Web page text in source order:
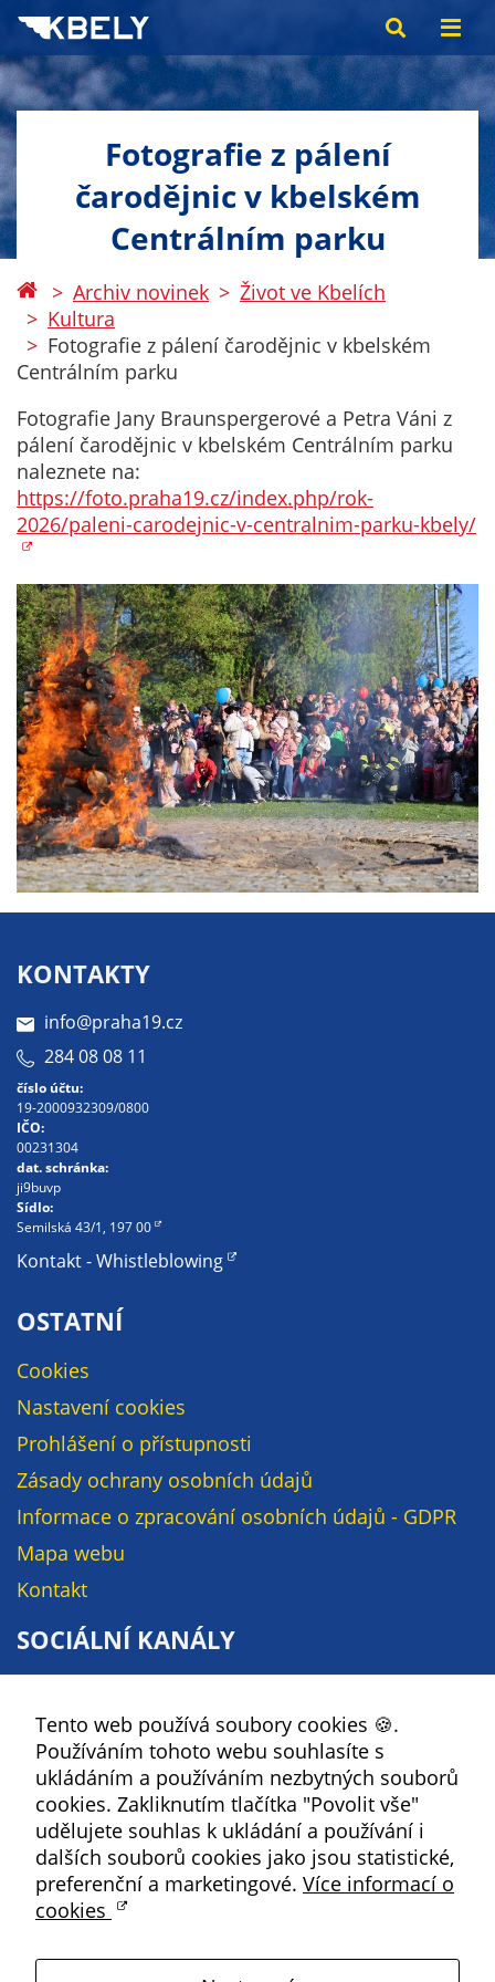
Fotografie z pálení
čarodějnic v kbelském
Centrálním parku
Archiv novinek
Život ve Kbelích
Kultura
Fotografie z pálení čarodějnic v kbelském
Centrálním parku
Fotografie Jany Braunspergerové a Petra Váni z
pálení čarodějnic v kbelském Centrálním parku
naleznete na:
https://foto.praha19.cz/index.php/rok-
2026/paleni-carodejnic-v-centralnim-parku-kbely/
KONTAKTY
info@praha19.cz
284 08 08 11
číslo účtu:
19-2000932309/0800
IČO:
00231304
dat. schránka:
ji9buvp
Sídlo:
Semilská 43/1, 197 00
Kontakt - Whistleblowing
OSTATNÍ
Cookies
Nastavení cookies
Prohlášení o přístupnosti
Zásady ochrany osobních údajů
Informace o zpracování osobních údajů - GDPR
Mapa webu
Kontakt
SOCIÁLNÍ KANÁLY
YouTube
Instagram
RSS
Kbely
Satalice
Tento web používá soubory cookies 🍪.
Používáním tohoto webu souhlasíte s
ukládáním a používáním nezbytných souborů
cookies. Zakliknutím tlačítka "Povolit vše"
udělujete souhlas k ukládání a používání i
dalších souborů cookies jako jsou statistické,
preferenční a marketingové. Více informací o
cookies
Technické
cookies
cookies jsou
nezbytné pro
správné
fungování
webu a všech
funkcí, které
nabízí.
Nepožadujeme
Váš souhlas s
využitím
technických
cookies na
našem webu. Z
Jejich pomocí
určujeme
počet návštěv
těchto
cookies
zpracováváme
souhrnně, bez
použití
identifikátorů,
které ukazují
našeho webu.